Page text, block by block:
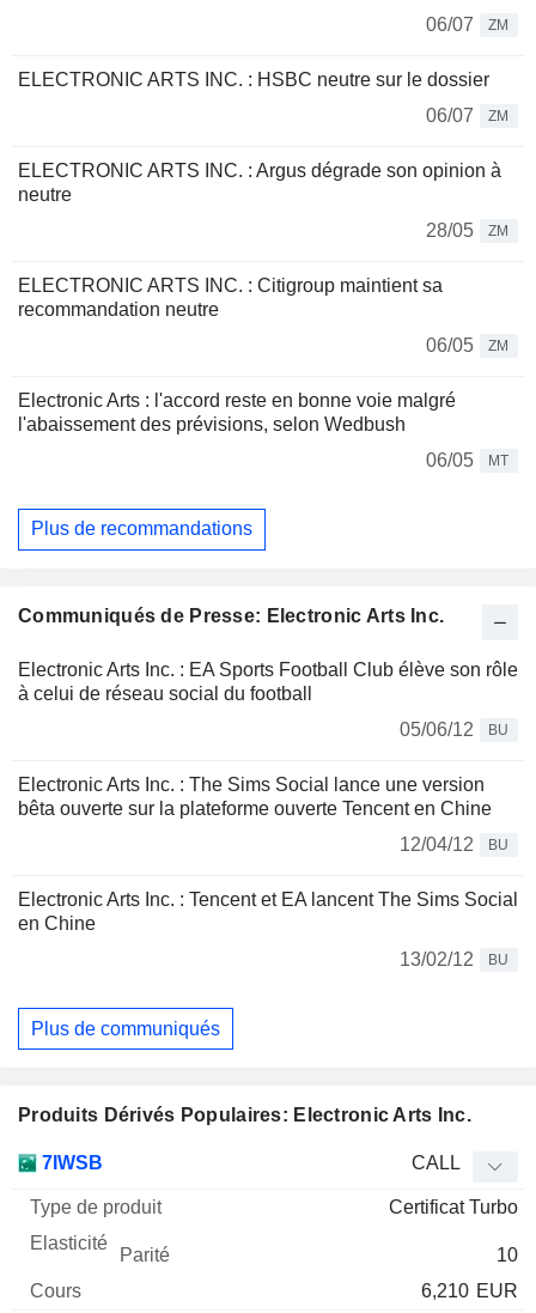
06/07
ZM
ELECTRONIC ARTS INC. : HSBC neutre sur le dossier
06/07
ZM
ELECTRONIC ARTS INC. : Argus dégrade son opinion à
neutre
28/05
ZM
ELECTRONIC ARTS INC. : Citigroup maintient sa
recommandation neutre
06/05
ZM
Electronic Arts : l'accord reste en bonne voie malgré
l'abaissement des prévisions, selon Wedbush
06/05
MT
Plus de recommandations
Communiqués de Presse: Electronic Arts Inc.
Electronic Arts Inc. : EA Sports Football Club élève son rôle
à celui de réseau social du football
05/06/12
BU
Electronic Arts Inc. : The Sims Social lance une version
bêta ouverte sur la plateforme ouverte Tencent en Chine
12/04/12
BU
Electronic Arts Inc. : Tencent et EA lancent The Sims Social
en Chine
13/02/12
BU
Plus de communiqués
Produits Dérivés Populaires: Electronic Arts Inc.
Mnemo Type produit
Cours
7IWSB CALL
Certificat Turbo
10
6,210 EUR